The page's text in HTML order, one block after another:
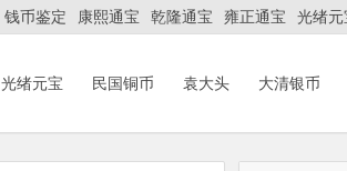
钱币鉴定 康熙通宝 乾隆通宝 雍正通宝 光绪元
光绪元宝 民国铜币 袁大头 大清银币